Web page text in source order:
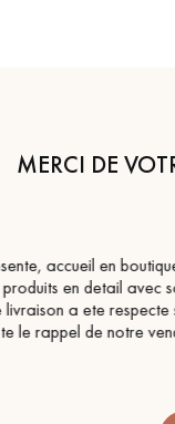
MERCI DE
Conseil
BEILE FRANCK